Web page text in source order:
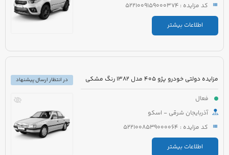
کد مزایده : 5221009159000374
اطلاعات بیشتر
مزایده دولتی خودرو پژو 405 مدل 1382 رنگ مشکی
فعال
آذربایجان شرقی - اسکو
کد مزایده : 5221008539000064
اطلاعات بیشتر
در انتظار ارسال پیشنهاد